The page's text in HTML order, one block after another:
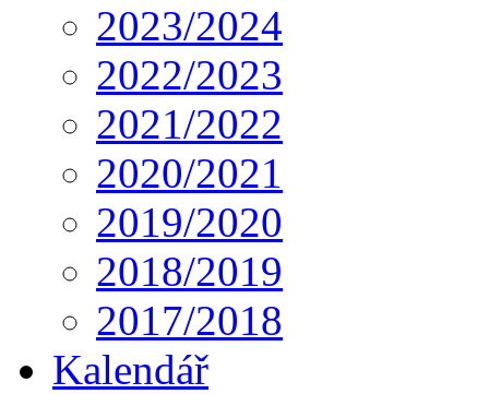
2023/2024
2022/2023
2021/2022
2020/2021
2019/2020
2018/2019
2017/2018
Kalendář